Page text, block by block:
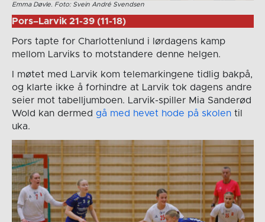
Emma Døvle. Foto: Svein André Svendsen
Pors–Larvik 21-39 (11-18)
Pors tapte for Charlottenlund i lørdagens kamp
mellom Larviks to motstandere denne helgen.
I møtet med Larvik kom telemarkingene tidlig bakpå,
og klarte ikke å forhindre at Larvik tok dagens andre
seier mot tabelljumboen. Larvik-spiller Mia Sanderød
Wold kan dermed gå med hevet hode på skolentil
uka.